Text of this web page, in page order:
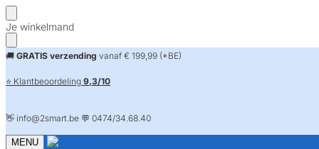
Skip
to
navigation
Skip
to
content
Je winkelmand
🚚 GRATIS verzending vanaf € 199,99 (*BE)
⭐ Klantbeoordeling 9,3/10
👋 info@2smart.be 💬 0474/34.68.40
MENU